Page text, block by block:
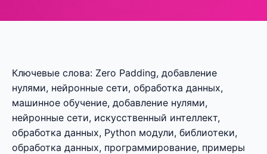
Ключевые слова: Zero Padding, добавление
нулями, нейронные сети, обработка данных,
машинное обучение, добавление нулями,
нейронные сети, искусственный интеллект,
обработка данных, Python модули, библиотеки,
обработка данных, программирование, примеры